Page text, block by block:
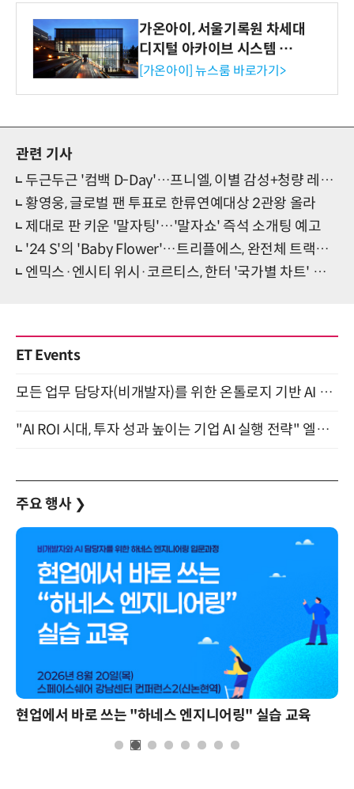
가온아이, 서울기록원 차세대
디지털 아카이브 시스템 구축
수행
[가온아이] 뉴스룸 바로가기>
관련 기사
두근두근 '컴백 D-Day'…프니엘, 이별 감성+청량 레트로 'IDKI'
황영웅, 글로벌 팬 투표로 한류연예대상 2관왕 올라
제대로 판 키운 '말자팅'…'말자쇼' 즉석 소개팅 예고
'24 S'의 'Baby Flower'…트리플에스, 완전체 트랙리스트 선물
엔믹스·엔시티 위시·코르티스, 한터 '국가별 차트' 정상 등극
ET Events
모든 업무 담당자(비개발자)를 위한 온톨로지 기반 AI 지식체계 설계 1-day 워크숍 8월 20일 개최
"AI ROI 시대, 투자 성과 높이는 기업 AI 실행 전략" 엘타워 6층 (9월 18일)
주요 행사 ❯
현업에서 바로 쓰는 "하네스 엔지니어링" 실습 교육